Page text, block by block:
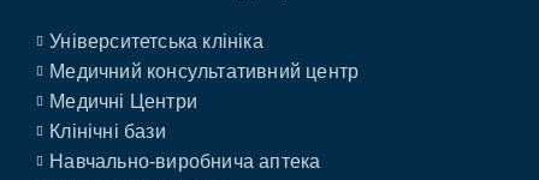
Університетська клініка
Медичний консультативний центр
Медичні Центри
Клінічні бази
Навчально-виробнича аптека